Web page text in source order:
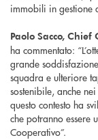
immobili in gestione
Paolo Sacco,
ha commentato:
grande
squadra e ulteriore
sostenibile, anche
questo contesto ha
che potranno essere
Cooperativo”.